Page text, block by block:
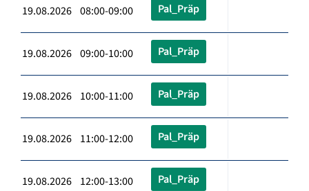
19.08.2026 08:00-09:00 Pal_Präp
19.08.2026 09:00-10:00 Pal_Präp
19.08.2026 10:00-11:00 Pal_Präp
19.08.2026 11:00-12:00 Pal_Präp
19.08.2026 12:00-13:00 Pal_Präp